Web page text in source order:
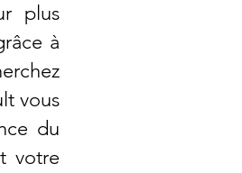
plus
à
vous
du
votre